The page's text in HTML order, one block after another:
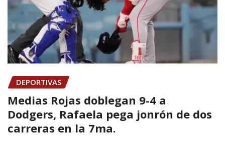
DEPORTIVAS
Medias Rojas doblegan 9-4 a
Dodgers, Rafaela pega jonrón de dos
carreras en la 7ma.